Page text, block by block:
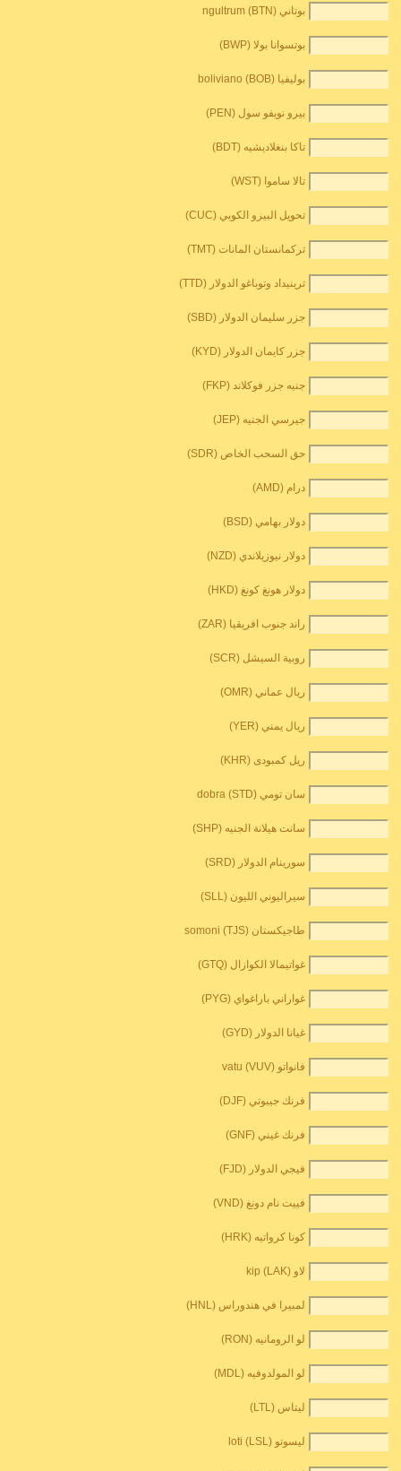
بوتاني ngultrum (BTN)
بوتسوانا بولا (BWP)
بوليفيا boliviano (BOB)
بيرو نويفو سول (PEN)
تاكا بنغلاديشيه (BDT)
تالا ساموا (WST)
تحويل البيزو الكوبي (CUC)
تركمانستان المانات (TMT)
ترينيداد وتوباغو الدولار (TTD)
جزر سليمان الدولار (SBD)
جزر كايمان الدولار (KYD)
جنيه جزر فوكلاند (FKP)
جيرسي الجنيه (JEP)
حق السحب الخاص (SDR)
درام (AMD)
دولار بهامي (BSD)
دولار نيوزيلاندي (NZD)
دولار هونغ كونغ (HKD)
راند جنوب افريقيا (ZAR)
روبية السيشل (SCR)
ريال عماني (OMR)
ريال يمني (YER)
ريل كمبودى (KHR)
سان تومي dobra (STD)
سانت هيلانة الجنيه (SHP)
سورينام الدولار (SRD)
سيراليوني الليون (SLL)
طاجيكستان somoni (TJS)
غواتيمالا الكوازال (GTQ)
غواراني باراغواي (PYG)
غيانا الدولار (GYD)
فانواتو vatu (VUV)
فرنك جيبوتي (DJF)
فرنك غيني (GNF)
فيجي الدولار (FJD)
فييت نام دونغ (VND)
كونا كرواتيه (HRK)
لاو kip (LAK)
لمبيرا في هندوراس (HNL)
لو الرومانيه (RON)
لو المولدوفيه (MDL)
ليتاس (LTL)
ليسوتو loti (LSL)